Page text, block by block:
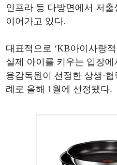
인프라 등 다방면에서 저
이어가고 있다.
대표적으로 ‘KB아이사랑
실제 아이를 키우는 입장
융감독원이 선정한 상생·
례로 올해 1월에 선정됐다.